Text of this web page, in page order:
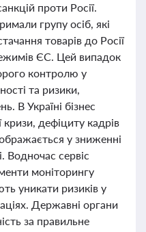
проти Росії.
групу осіб, які
товарів до Росії
ЄС. Цей випадок
контролю у
та ризики,
В Україні бізнес
кризи, дефіциту кадрів
у зниженні
Водночас сервіс
моніторингу
уникати ризиків у
Державні органи
за правильне